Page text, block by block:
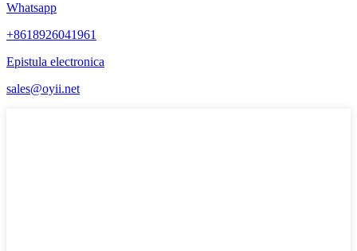
Whatsapp
+8618926041961
Epistula electronica
sales@oyii.net